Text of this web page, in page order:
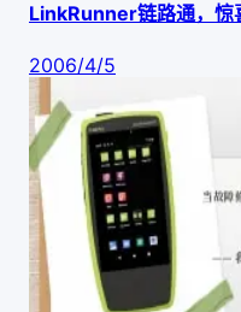
LinkRunner链路通，惊
2006/4/5